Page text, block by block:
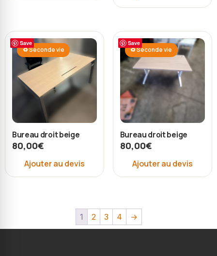
Save
♻ Seconde vie
Bureau droit beige
80,00€
Ajouter au devis
Save
♻ Seconde vie
Bureau droit beige
80,00€
Ajouter au devis
1 2 3 4 →